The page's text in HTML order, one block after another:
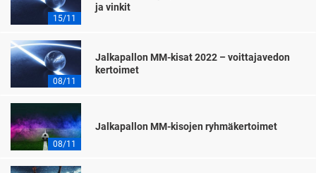
15/11
ja vinkit
08/11
Jalkapallon MM-kisat 2022 – voittajavedon
kertoimet
08/11
Jalkapallon MM-kisojen ryhmäkertoimet